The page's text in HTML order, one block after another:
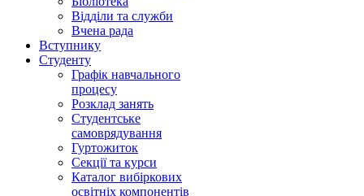
Відділи та служби
Вчена рада
Вступнику
Студенту
Графік навчального
процесу
Розклад занять
Студентське
самоврядування
Гуртожиток
Секції та курси
Каталог вибіркових
освітніх компонентів